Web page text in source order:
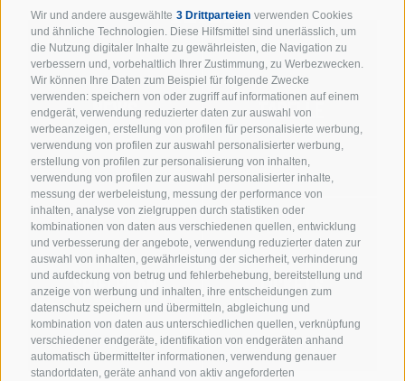
Wir und andere ausgewählte 3 Drittparteien verwenden Cookies
und ähnliche Technologien. Diese Hilfsmittel sind unerlässlich, um
die Nutzung digitaler Inhalte zu gewährleisten, die Navigation zu
verbessern und, vorbehaltlich Ihrer Zustimmung, zu Werbezwecken.
Wir können Ihre Daten zum Beispiel für folgende Zwecke
verwenden: speichern von oder zugriff auf informationen auf einem
endgerät, verwendung reduzierter daten zur auswahl von
werbeanzeigen, erstellung von profilen für personalisierte werbung,
verwendung von profilen zur auswahl personalisierter werbung,
erstellung von profilen zur personalisierung von inhalten,
verwendung von profilen zur auswahl personalisierter inhalte,
messung der werbeleistung, messung der performance von
inhalten, analyse von zielgruppen durch statistiken oder
kombinationen von daten aus verschiedenen quellen, entwicklung
und verbesserung der angebote, verwendung reduzierter daten zur
auswahl von inhalten, gewährleistung der sicherheit, verhinderung
und aufdeckung von betrug und fehlerbehebung, bereitstellung und
anzeige von werbung und inhalten, ihre entscheidungen zum
datenschutz speichern und übermitteln, abgleichung und
kombination von daten aus unterschiedlichen quellen, verknüpfung
verschiedener endgeräte, identifikation von endgeräten anhand
automatisch übermittelter informationen, verwendung genauer
standortdaten, geräte anhand von aktiv angeforderten
STATS
NEWS TABELLE
SPIELPLAN TICKETS